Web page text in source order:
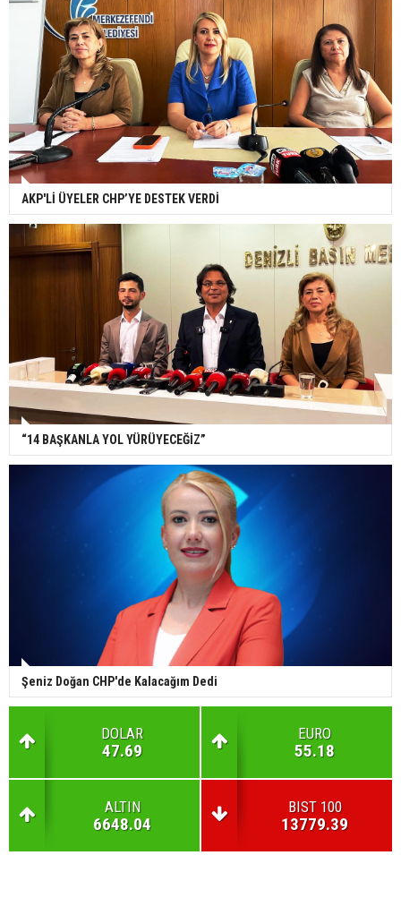
AKP'Lİ ÜYELER CHP’YE DESTEK VERDİ
“14 BAŞKANLA YOL YÜRÜYECEĞİZ”
Şeniz Doğan CHP'de Kalacağım Dedi
DOLAR
47.69
EURO
55.18
ALTIN
6648.04
BIST 100
13779.39